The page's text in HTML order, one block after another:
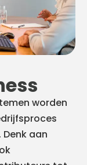
worden
aan